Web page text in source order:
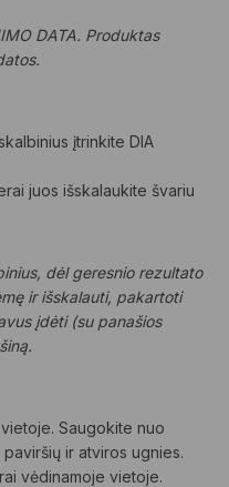
DATA. Produktas
įtrinkite DIA
juos išskalaukite švariu
dėl geresnio rezultato
ir išskalauti, pakartoti
įdėti (su panašios
Saugokite nuo
ir atviros ugnies.
vėdinamoje vietoje.